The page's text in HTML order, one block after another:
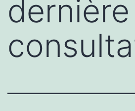
dernière